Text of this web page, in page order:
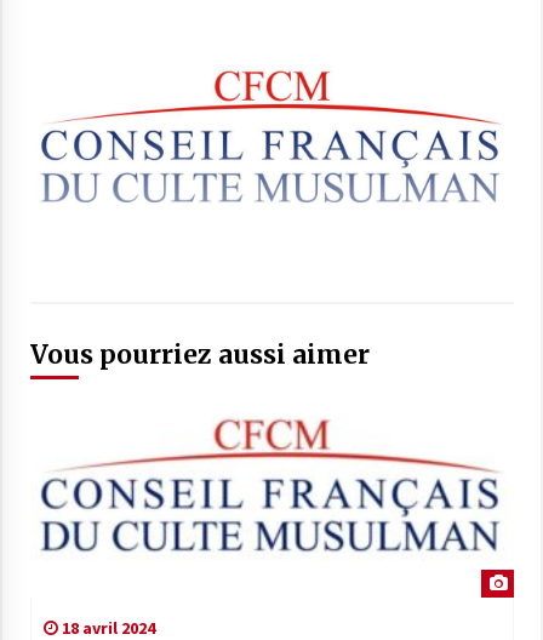
Vous pourriez aussi aimer
18 avril 2024